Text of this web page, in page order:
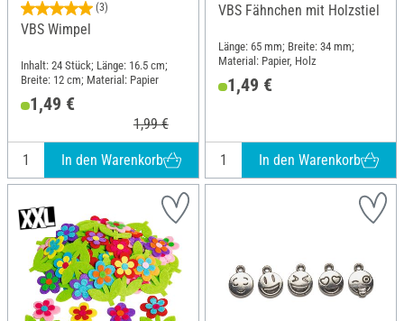
(3)
VBS Wimpel
Inhalt: 24 Stück; Länge: 16.5 cm;
Breite: 12 cm; Material: Papier
1,49 €
1,99 €
In den Warenkorb
VBS Fähnchen mit Holzstiel
Länge: 65 mm; Breite: 34 mm;
Material: Papier, Holz
1,49 €
In den Warenkorb